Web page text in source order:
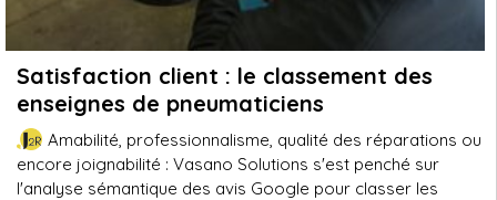
Satisfaction client : le classement des
enseignes de pneumaticiens
Amabilité, professionnalisme, qualité des réparations ou
encore joignabilité : Vasano Solutions s'est penché sur
l'analyse sémantique des avis Google pour classer les